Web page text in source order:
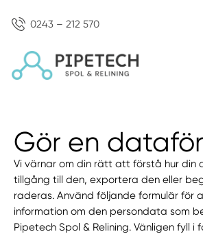
0243 – 212 570
Gör en
Vi värnar om din rätt att förstå hur din
tillgång till den, exportera den eller
raderas. Använd följande formulär för
information om den persondata som
Pipetech Spol & Relining. Vänligen fyll i